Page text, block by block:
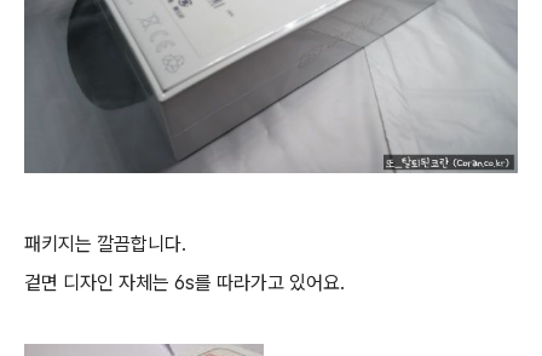
패키지는 깔끔합니다.
겉면 디자인 자체는 6s를 따라가고 있어요.